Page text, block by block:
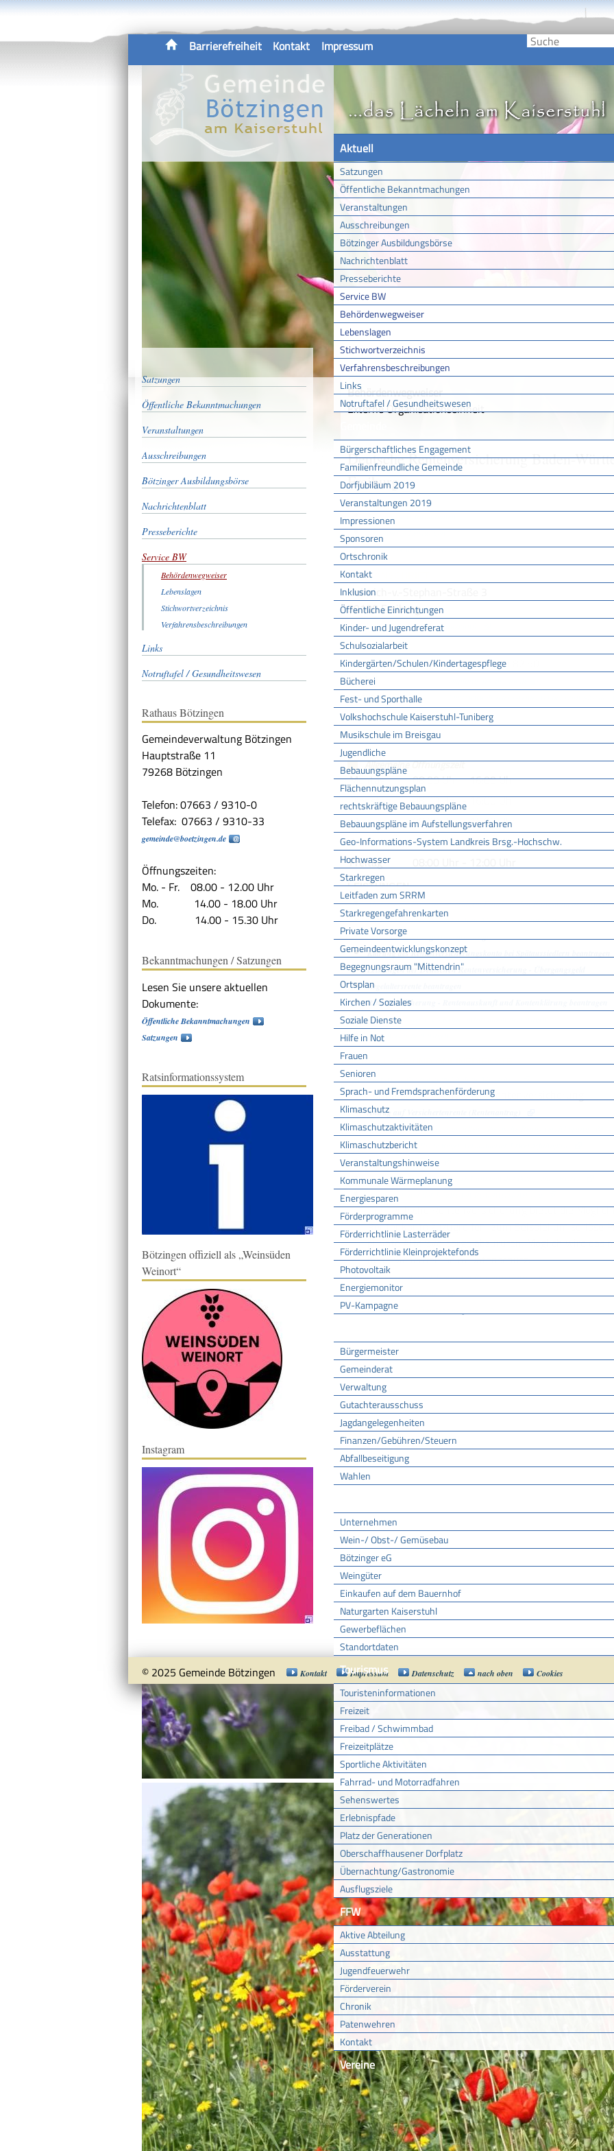
Barrierefreiheit Kontakt Impressum
Aktuell
Satzungen
Öffentliche Bekanntmachungen
Veranstaltungen
Ausschreibungen
Bötzinger Ausbildungsbörse
Nachrichtenblatt
Presseberichte
Service BW
Behördenwegweiser
Lebenslagen
Stichwortverzeichnis
Verfahrensbeschreibungen
Links
Notruftafel / Gesundheitswesen
Bürgerschaftliches Engagement
Familienfreundliche Gemeinde
Dorfjubiläum 2019
Veranstaltungen 2019
Impressionen
Sponsoren
Ortschronik
Kontakt
Inklusion
Öffentliche Einrichtungen
Kinder- und Jugendreferat
Schulsozialarbeit
Kindergärten/Schulen/Kindertagespflege
Bücherei
Fest- und Sporthalle
Volkshochschule Kaiserstuhl-Tuniberg
Musikschule im Breisgau
Jugendliche
Bebauungspläne
Flächennutzungsplan
rechtskräftige Bebauungspläne
Bebauungspläne im Aufstellungsverfahren
Geo-Informations-System Landkreis Brsg.-Hochschw.
Hochwasser
Starkregen
Leitfaden zum SRRM
Starkregengefahrenkarten
Private Vorsorge
Gemeindeentwicklungskonzept
Begegnungsraum "Mittendrin"
Ortsplan
Kirchen / Soziales
Soziale Dienste
Hilfe in Not
Frauen
Senioren
Sprach- und Fremdsprachenförderung
Klimaschutz
Klimaschutzaktivitäten
Klimaschutzbericht
Veranstaltungshinweise
Kommunale Wärmeplanung
Energiesparen
Förderprogramme
Förderrichtlinie Lasterräder
Förderrichtlinie Kleinprojektefonds
Photovoltaik
Energiemonitor
PV-Kampagne
Bürgermeister
Gemeinderat
Verwaltung
Gutachterausschuss
Jagdangelegenheiten
Finanzen/Gebühren/Steuern
Abfallbeseitigung
Wahlen
Unternehmen
Wein-/ Obst-/ Gemüsebau
Bötzinger eG
Weingüter
Einkaufen auf dem Bauernhof
Naturgarten Kaiserstuhl
Gewerbeflächen
Standortdaten
Tourismus
Touristeninformationen
Freizeit
Freibad / Schwimmbad
Freizeitplätze
Sportliche Aktivitäten
Fahrrad- und Motorradfahren
Sehenswertes
Erlebnispfade
Platz der Generationen
Oberschaffhausener Dorfplatz
Übernachtung/Gastronomie
Ausflugsziele
FFW
Aktive Abteilung
Ausstattung
Jugendfeuerwehr
Förderverein
Chronik
Patenwehren
Kontakt
Vereine
Satzungen
Öffentliche Bekanntmachungen
Veranstaltungen
Ausschreibungen
Bötzinger Ausbildungsbörse
Nachrichtenblatt
Presseberichte
Service BW
Behördenwegweiser
Lebenslagen
Stichwortverzeichnis
Verfahrensbeschreibungen
Links
Notruftafel / Gesundheitswesen
Rathaus Bötzingen
Gemeindeverwaltung Bötzingen
Hauptstraße 11
79268 Bötzingen
Telefon: 07663 / 9310-0
Telefax: 07663 / 9310-33
gemeinde@boetzingen.de
Öffnungszeiten:
Mo. - Fr. 08.00 - 12.00 Uhr
Mo. 14.00 - 18.00 Uhr
Do. 14.00 - 15.30 Uhr
Bekanntmachungen / Satzungen
Lesen Sie unsere aktuellen
Dokumente:
Öffentliche Bekanntmachungen
Satzungen
Ratsinformationssystem
Bötzingen offiziell als „Weinsüden
Weinort“
Instagram
Sie sind hier:Startseite /Aktuell /Service BW /
Behördenwegweiser
Externe Organisationseinheit
Deutsche Rentenversicherung Baden-
Freiburg
Allgemeine Informationen
Zugehörige Leistungen
Formulare und Onlinedienste
HAUSANSCHRIFT
Heinrich-v.-Stephan-Straße 3
79100Freiburg
Zur elektronischen Fahrplanauskunft
KONTAKT
Telefon +49 (721) 82
E-Mail
Internet
ÖFFNUNGSZEITEN
Allgemeine Öffnungszeit
Montag 08:00 Uhr-16:00 Uhr
Dienstag
08:00 Uhr-16:00 Uhr
Mittwoch
08:00 Uhr-16:00 Uhr
Donnerstag 08:00 Uhr-18:00 Uhr
Freitag
LEISTUNGEN
Altersrente - Rente bei vorzeitigem Eintritt in den Ruhestand beantragen
Altersrente für schwerbehinderte Menschen beantragen
Erwerbsminderungsrente beantragen
Klärung des Rentenversicherungskonto bei Spätaussiedlern beantragen
Leistungen der Deutschen Rentenversicherung - Übergangsgeld
Regelaltersrente beantragen
Rentenversicherung - Rentenauskunft und Kontenklärung beantragen
Rentenversicherung - Renteninformation beantragen
Waisenrente beantragen
FORMULARE UND ONLINEDIENSTE
Altersrente für schwerbehinderte Menschen
Formulare der Deutschen Rentenversicherung.
Antrag auf Versichertenrente (Rentenantrag)
Auskunfts- und Beratungsstellen - Deutsche Rentenversicherung
Formularpaket Rente wegen verminderter Erwerbsfähigkeit
Hinterbliebenenrente
Online-Rentenantrag mit eID-Funktion des Personalausweises
Online-Services der Deutschen Rentenversicherung
Die Deutsche Rentenversicherung bietet die
Rentenkonto zuzugreifen, zum Beispiel um seriöse
private Altersvorsorge abzurufen. Möglich wird das
hohe Sicherheit beim Datenschutz.
Online-Services der Deutschen Rentenversicherung
Rentenbeginnrechner
Rentenkonto - Fremdrentengesetz
© 2025 Gemeinde Bötzingen Kontakt Impressum Datenschutz nach oben Cookies